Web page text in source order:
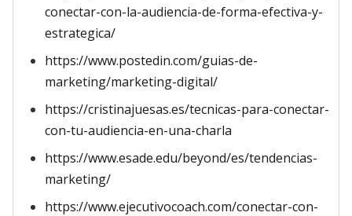
conectar-con-la-audiencia-de-forma-efectiva-y-
estrategica/
https://www.postedin.com/guias-de-
marketing/marketing-digital/
https://cristinajuesas.es/tecnicas-para-conectar-
con-tu-audiencia-en-una-charla
https://www.esade.edu/beyond/es/tendencias-
marketing/
https://www.ejecutivocoach.com/conectar-con-